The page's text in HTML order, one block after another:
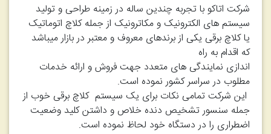
شرکت اتاکو با تجربه چندین ساله در زمینه طراحی و تولید
سیستم های الکترونیک و مکاترونیک از جمله کلاچ اتوماتیک
یا کلاچ برقی یکی از برندهای معروف و معتبر در بازار میباشد
که اقدام به راه
اندازی نمایندگی های متعدد جهت فروش و ارائه خدمات
مطلوب در سراسر کشور نموده است.
این شرکت تمامی نکات برای یک سیستم کلاچ برقی خوب از
جمله سنسور تشخیص دنده خلاص و داشتن کلید وضعیت
اضطراری را در دستگاه خود لحاظ نموده است.